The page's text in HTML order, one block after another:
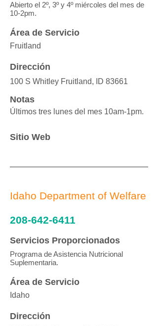
Abierto el 2º, 3º y 4º miércoles del mes de
10-2pm.
Área de Servicio
Fruitland
Dirección
100 S Whitley Fruitland, ID 83661
Notas
Últimos tres lunes del mes 10am-1pm.
Sitio Web
Idaho Department of Welfare
208-642-6411
Servicios Proporcionados
Programa de Asistencia Nutricional
Suplementaria.
Área de Servicio
Idaho
Dirección